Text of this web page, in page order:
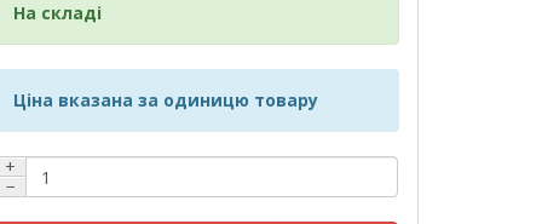
На складі
Ціна вказана за одиницю товару
+
−